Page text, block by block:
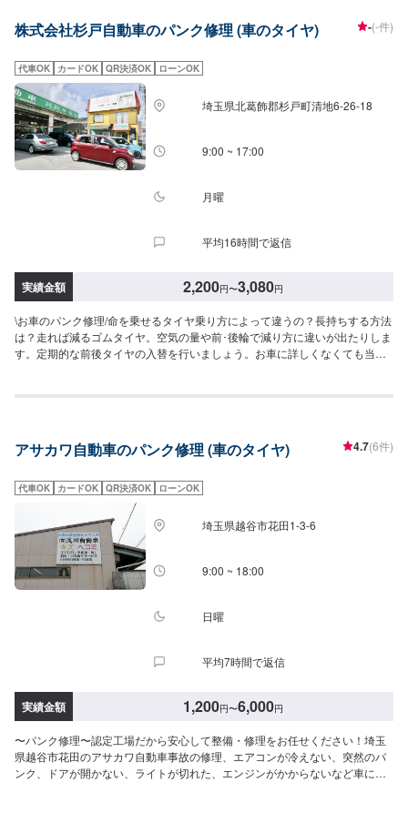
株式会社杉戸自動車のパンク修理 (車のタイヤ) -(-件)
代車OK カードOK QR決済OK ローンOK
埼玉県北葛飾郡杉戸町清地6-26-18
9:00 ~ 17:00
月曜
平均16時間で返信
実績金額 2,200円〜3,080円
\お車のパンク修理/命を乗せるタイヤ乗り方によって違うの？長持ちする方法
は？走れば減るゴムタイヤ。空気の量や前･後輪で減り方に違いが出たりしま
す。定期的な前後タイヤの入替を行いましょう。お車に詳しくなくても当店
途）】●空気圧調整込み：2,200円〜3,080円程度【ホイールバランス】●1本
ヤ処理料金：1本330円〜他店購入車の対応も、輸入車の対応も、クルマの購
でお店を営業させていただいております。チェーン店への加盟、地元の皆様
の支えでここまで1歩ずつ成長をさせて頂きました。これからもお客様に笑顔
を届けられるよう、新しいお店のオープンも進んでおります。
アサカワ自動車のパンク修理 (車のタイヤ) 4.7(6件)
代車OK カードOK QR決済OK ローンOK
埼玉県越谷市花田1-3-6
9:00 ~ 18:00
日曜
平均7時間で返信
実績金額 1,200円〜6,000円
〜パンク修理〜認定工場だから安心して整備・修理をお任せください！埼玉
県越谷市花田のアサカワ自動車事故の修理、エアコンが冷えない、突然のパ
ンク、ドアが開かない、ライトが切れた、エンジンがかからないなど車に関